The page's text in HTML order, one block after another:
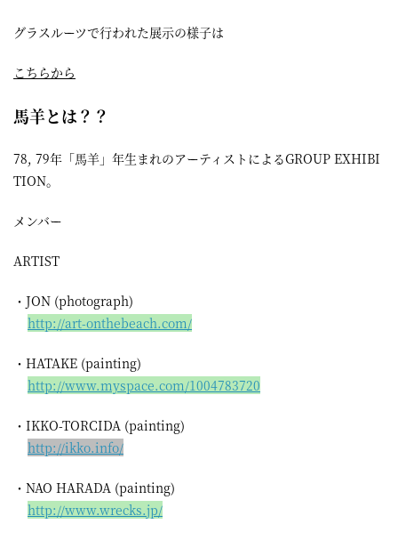
グラスルーツで行われた展示の様子は
こちらから
馬羊とは？？
78, 79年「馬羊」年生まれのアーティストによるGROUP EXHIBI
TION。
メンバー
ARTIST
・JON (photograph)
http://art-onthebeach.com/
・HATAKE (painting)
http://www.myspace.com/1004783720
・IKKO-TORCIDA (painting)
http://ikko.info/
・NAO HARADA (painting)
http://www.wrecks.jp/